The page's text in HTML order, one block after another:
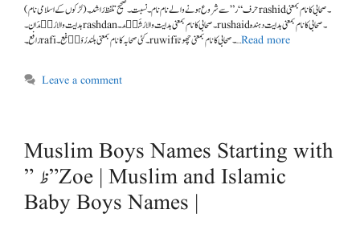
(لڑکوں کے اسلامی نام ) حرف “ر” سے شروع ہونے والے نام نام۔ نسبت۔ صحیح تلفظ رَاشِد۔ rashid۔ صحابی کا نام بمعنی
ہدایت والا رُش٘دَان۔ rashdan۔ صحابی کا نام بمعنی ہدایت والا رُشَی٘د۔ rushaid۔ صحابی کا نام بمعنی ہدایت دہندہ
رَافِع۔ rafi۔ کئی صحابہ کا نام بمعنی بلند رُوَی٘فِع۔ ruwifi۔ صحابی کا نام بمعنی چھوٹا …Read more
Leave a comment
Muslim Boys Names Starting with
” ظ ” Zoe | Muslim and Islamic
Baby Boys Names |